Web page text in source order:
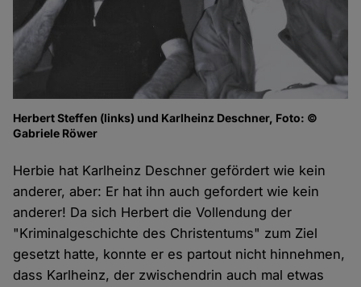
Herbert Steffen (links) und Karlheinz Deschner, Foto: ©
Gabriele Röwer
Herbie hat Karlheinz Deschner gefördert wie kein
anderer, aber: Er hat ihn auch gefordert wie kein
anderer! Da sich Herbert die Vollendung der
"Kriminalgeschichte des Christentums" zum Ziel
gesetzt hatte, konnte er es partout nicht hinnehmen,
dass Karlheinz, der zwischendrin auch mal etwas